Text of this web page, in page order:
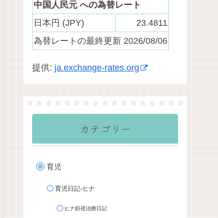
中国人民元 への為替レート
日本円 (JPY)
23.4811
為替レートの最終更新 2026/08/06
提供: ja.exchange-rates.org
カテゴリー
育児
育児日記-ヒナ
ヒナ斜視治療日記